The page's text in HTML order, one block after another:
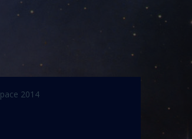
2014